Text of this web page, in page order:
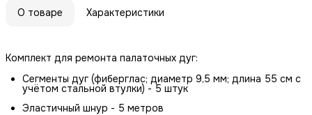
О товаре Характеристики
Комплект для ремонта палаточных дуг:
Сегменты дуг (фиберглас; диаметр 9,5 мм; длина 55 см с
учётом стальной втулки) - 5 штук
Эластичный шнур - 5 метров